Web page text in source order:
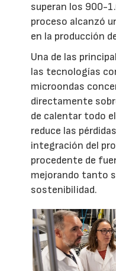
superan los 900-
proceso alcanzó
en la producción
Una de las
las tecnologías
microondas
directamente
de calentar todo
reduce las
integración del
procedente de
mejorando tanto
sostenibilidad.